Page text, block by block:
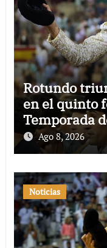
Rotundo
en el quinto
Temporada
Ago 8, 2026
Noticias